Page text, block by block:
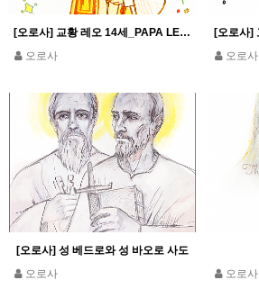
[오로사] 교황 레오 14세_PAPA LEONE XIV_색칠
오로사
오로사
[오로사] 성 베드로와 성 바오로 사도
오로사
오로사